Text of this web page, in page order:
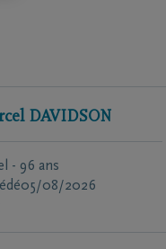
DAVIDSON
- 96 ans
05/08/2026